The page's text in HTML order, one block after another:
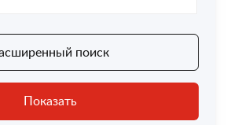
поиск
Показать